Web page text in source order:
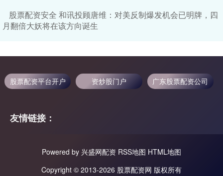
股票配资安全 和讯投顾唐维：对美反制爆发机会已明牌，四
月翻倍大妖将在该方向诞生
股票配资平台开户 资炒股门户 广东股票配资公司
友情链接：
Powered by 兴盛网配资 RSS地图 HTML地图
Copyright © 2013-2026 股票配资网 版权所有